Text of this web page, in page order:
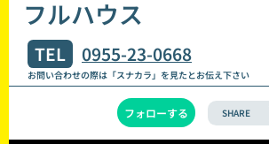
フルハウス
TEL 0955-23-0668
お問い合わせの際は「スナカラ」を見たとお伝え下さい
フォローする SHARE